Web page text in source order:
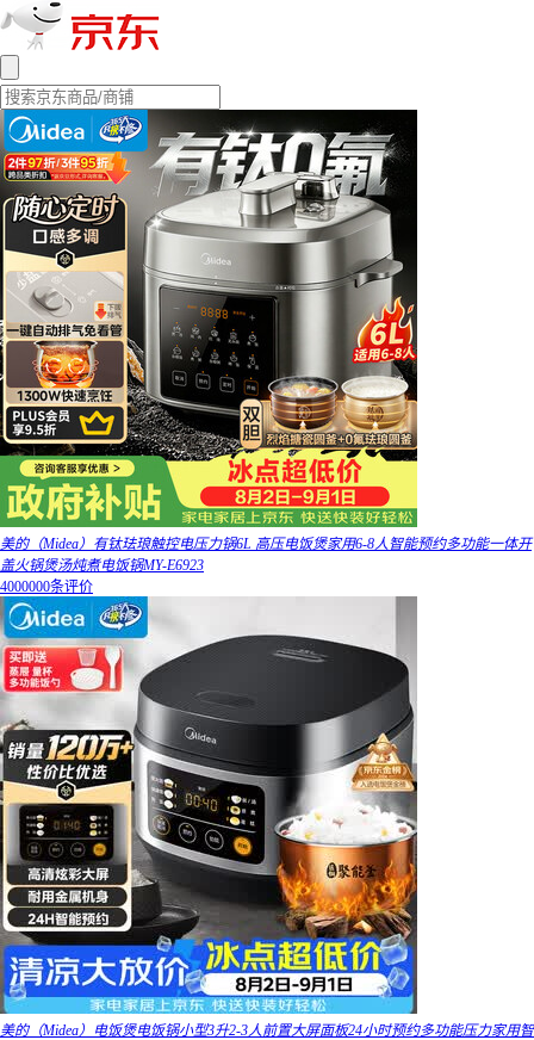
美的（Midea）有钛珐琅触控电压力锅6L 高压电饭煲家用6-8人智能预约多功能一体开
盖火锅煲汤炖煮电饭锅MY-E6923
4000000条评价
美的（Midea）电饭煲电饭锅小型3升2-3人前置大屏面板24小时预约多功能压力家用智